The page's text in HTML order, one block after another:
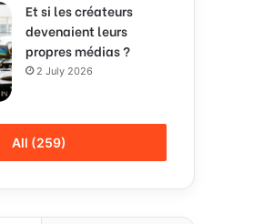
Et si les créateurs
devenaient leurs
propres médias ?
2 July 2026
All (259)